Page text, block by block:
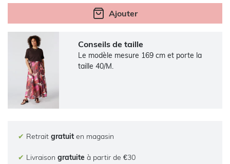
Ajouter
Conseils de taille
Le modèle mesure 169 cm et porte la
taille 40/M.
✔ Retrait gratuit en magasin
✔ Livraison gratuite à partir de €30